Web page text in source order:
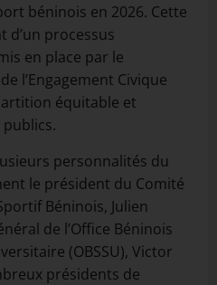
béninois en 2026. Cette
d’un processus
en place par le
l’Engagement Civique
équitable et
personnalités du
le président du Comité
Béninois, Julien
de l’Office Béninois
(OBSSU), Victor
présidents de